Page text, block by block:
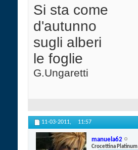
Si sta come
d'autunno
sugli alberi
le foglie
G.Ungaretti
11-03-2011, 11:57
manuela62
Crocettina Platinum